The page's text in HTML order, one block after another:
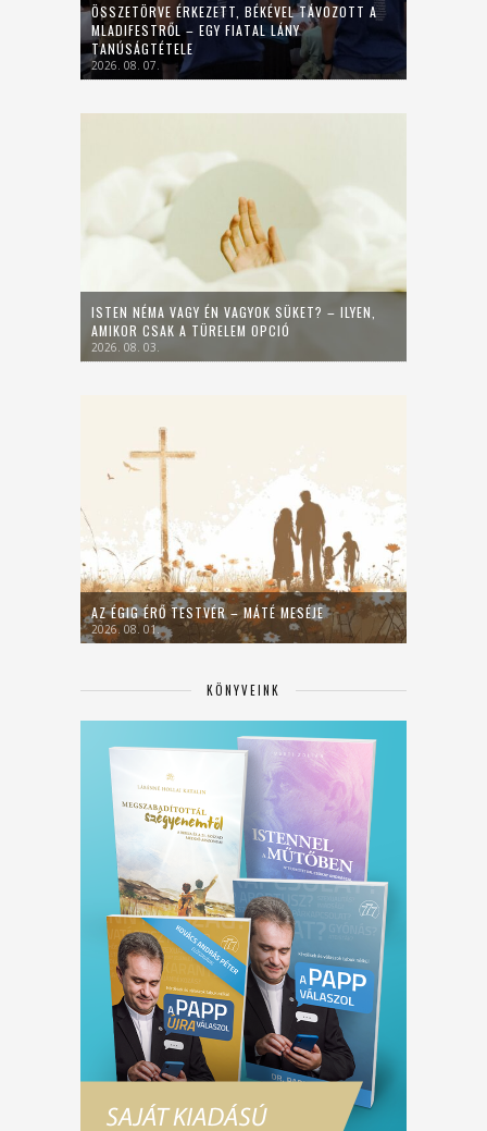
ÖSSZETÖRVE ÉRKEZETT, BÉKÉVEL TÁVOZOTT A
MLADIFESTRŐL – EGY FIATAL LÁNY
TANÚSÁGTÉTELE
2026. 08. 07.
ISTEN NÉMA VAGY ÉN VAGYOK SÜKET? – ILYEN,
AMIKOR CSAK A TÜRELEM OPCIÓ
2026. 08. 03.
AZ ÉGIG ÉRŐ TESTVÉR – MÁTÉ MESÉJE
2026. 08. 01.
KÖNYVEINK